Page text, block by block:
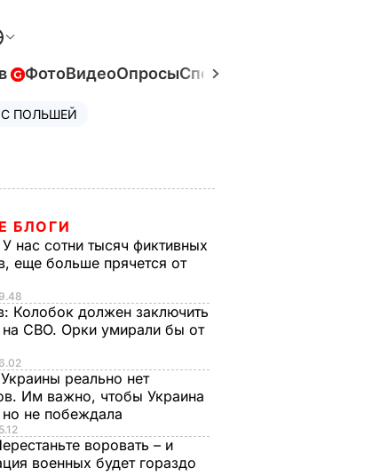
ФотоВидеоОпросыСпецпроекты
ПОЛЬШЕЙ
БЛОГИ
У нас сотни тысяч фиктивных
еще больше прячется от
Колобок должен заключить
на СВО. Орки умирали бы от
реально нет
Им важно, чтобы Украина
не побеждала
воровать – и
военных будет гораздо